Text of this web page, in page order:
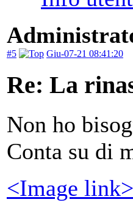
#5 Giu-07-21 08:41:20
Re: La
Non ho
Conta su di
<Image link>